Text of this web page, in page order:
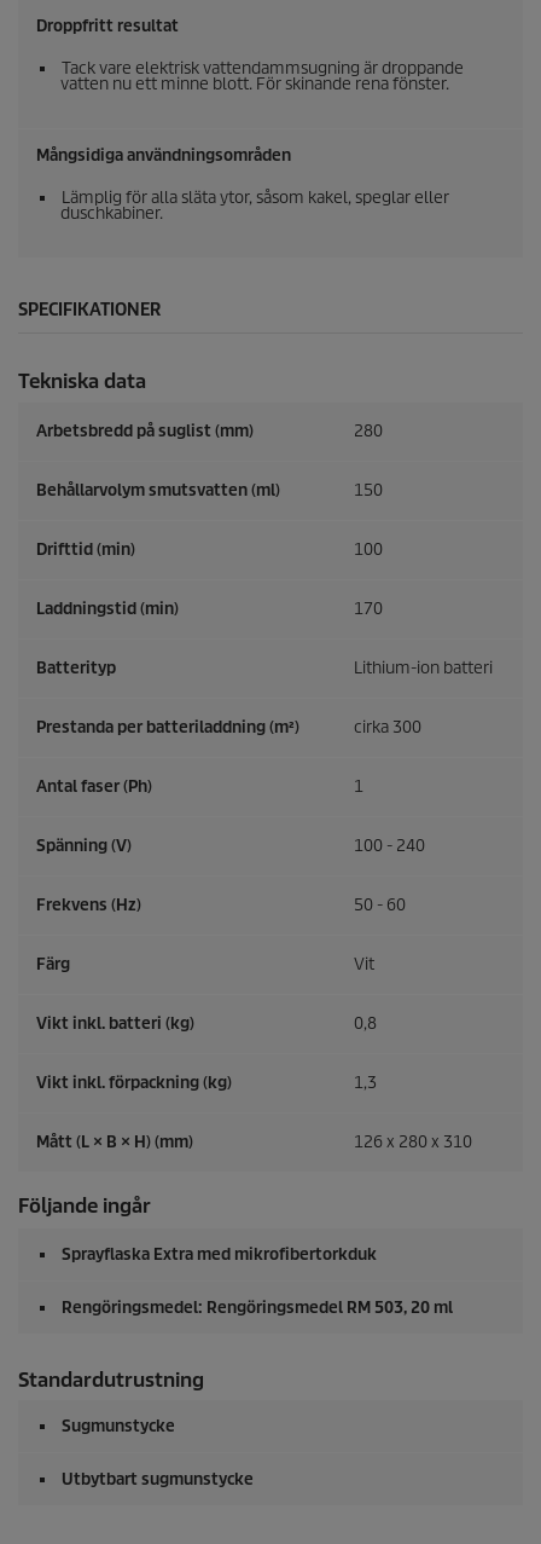
Droppfritt resultat
Tack vare elektrisk vattendammsugning är droppande
vatten nu ett minne blott. För skinande rena fönster.
Mångsidiga användningsområden
Lämplig för alla släta ytor, såsom kakel, speglar eller
duschkabiner.
SPECIFIKATIONER
Tekniska data
Arbetsbredd på suglist (mm) 280
Behållarvolym smutsvatten (ml) 150
Drifttid (min) 100
Laddningstid (min) 170
Batterityp Lithium-ion batteri
Prestanda per batteriladdning (m²) cirka 300
Antal faser (Ph) 1
Spänning (V) 100 - 240
Frekvens (Hz) 50 - 60
Färg Vit
Vikt inkl. batteri (kg) 0,8
Vikt inkl. förpackning (kg) 1,3
Mått (L × B × H) (mm) 126 x 280 x 310
Följande ingår
Sprayflaska Extra med mikrofibertorkduk
Rengöringsmedel: Rengöringsmedel RM 503, 20 ml
Standardutrustning
Sugmunstycke
Utbytbart sugmunstycke